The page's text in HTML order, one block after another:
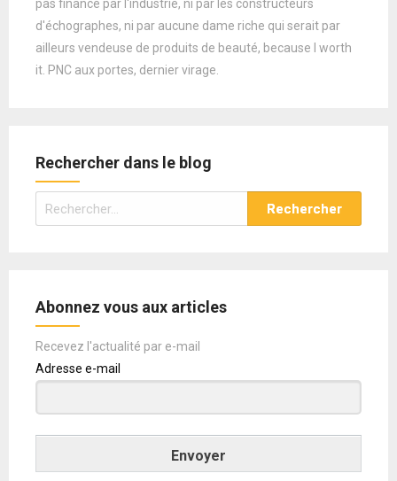
pas financé par l'industrie, ni par les constructeurs
d'échographes, ni par aucune dame riche qui serait par
ailleurs vendeuse de produits de beauté, because I worth
it. PNC aux portes, dernier virage.
Rechercher dans le blog
Rechercher :
Abonnez vous aux articles
Recevez l'actualité par e-mail
Adresse e-mail
Envoyer